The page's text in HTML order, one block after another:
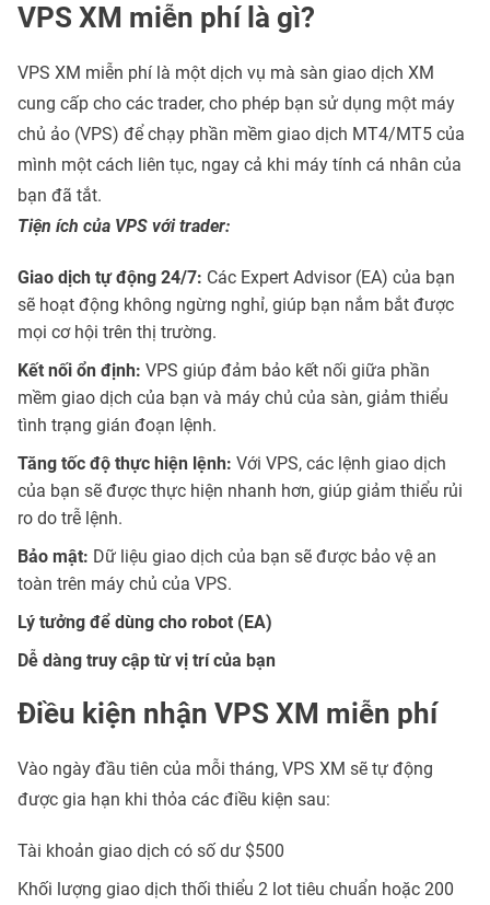
VPS XM miễn phí là gì?
VPS XM miễn phí là một dịch vụ mà sàn giao dịch XM
cung cấp cho các trader, cho phép bạn sử dụng một máy
chủ ảo (VPS) để chạy phần mềm giao dịch MT4/MT5 của
mình một cách liên tục, ngay cả khi máy tính cá nhân của
bạn đã tắt.
Tiện ích của VPS với trader:
Giao dịch tự động 24/7: Các Expert Advisor (EA) của bạn
sẽ hoạt động không ngừng nghỉ, giúp bạn nắm bắt được
mọi cơ hội trên thị trường.
Kết nối ổn định: VPS giúp đảm bảo kết nối giữa phần
mềm giao dịch của bạn và máy chủ của sàn, giảm thiểu
tình trạng gián đoạn lệnh.
Tăng tốc độ thực hiện lệnh: Với VPS, các lệnh giao dịch
của bạn sẽ được thực hiện nhanh hơn, giúp giảm thiểu rủi
ro do trễ lệnh.
Bảo mật: Dữ liệu giao dịch của bạn sẽ được bảo vệ an
toàn trên máy chủ của VPS.
Lý tưởng để dùng cho robot (EA)
Dễ dàng truy cập từ vị trí của bạn
Điều kiện nhận VPS XM miễn phí
Vào ngày đầu tiên của mỗi tháng, VPS XM sẽ tự động
được gia hạn khi thỏa các điều kiện sau:
Tài khoản giao dịch có số dư $500
Khối lượng giao dịch thối thiểu 2 lot tiêu chuẩn hoặc 200